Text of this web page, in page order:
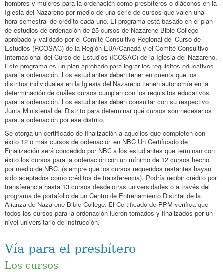
hombres y mujeres para la ordenación como presbíteros o diáconos en la
Iglesia del Nazareno por medio de una serie de cursos que valen una
hora semestral de crédito cada uno. El programa está basado en el plan
de estudios de ordenación de 25 cursos de Nazarene Bible College
aprobado y validado por el Comité Consultivo Regional del Curso de
Estudios (RCOSAC) de la Región EUA/Canadá y el Comité Consultivo
Internacional del Curso de Estudios (ICOSAC) de la Iglesia del Nazareno.
Este programa es un plan aprobado para lograr los requisitos educativos
para la ordenación. Los estudiantes deben tener en cuenta que los
distritos individuales en la Iglesia del Nazareno tienen autonomía en la
determinación de cuáles cursos cumplan con los requisitos educativos
para la ordenación. Los estudiantes deben consultar con su respectivo
Junta Ministerial del Distrito para determinar qué cursos son necesarios
para la ordenación por ese distrito.
Se otorga un certificado de finalización a aquellos que completen con
éxito 12 o más cursos de ordenación en NBC Un Certificado de
Finalización será concedido por NBC a los estudiantes que terminan con
éxito los cursos para la ordenación con un mínimo de 12 cursos hecho
por medio de NBC. (siempre que los cursos requeridos restantes hayan
sido aceptados como créditos de transferencia). Podría recibir crédito por
transferencia hasta 13 cursos desde otras universidades o a través del
programa de portafolio de un Centro de Entrenamiento Distrital de la
Alianza de Nazarene Bible College. El Certificado de PPM verifica que
todos los cursos para la ordenación fueron tomados y finalizados por un
nivel universitario de instrucción.
Vía para el presbítero
Los cursos